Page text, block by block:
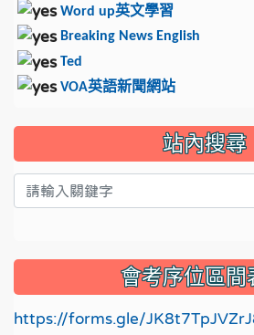
Word up英文學習
Breaking News English
Ted
VOA英語新聞網站
站內搜尋
會考序位區間
https://forms.gle/